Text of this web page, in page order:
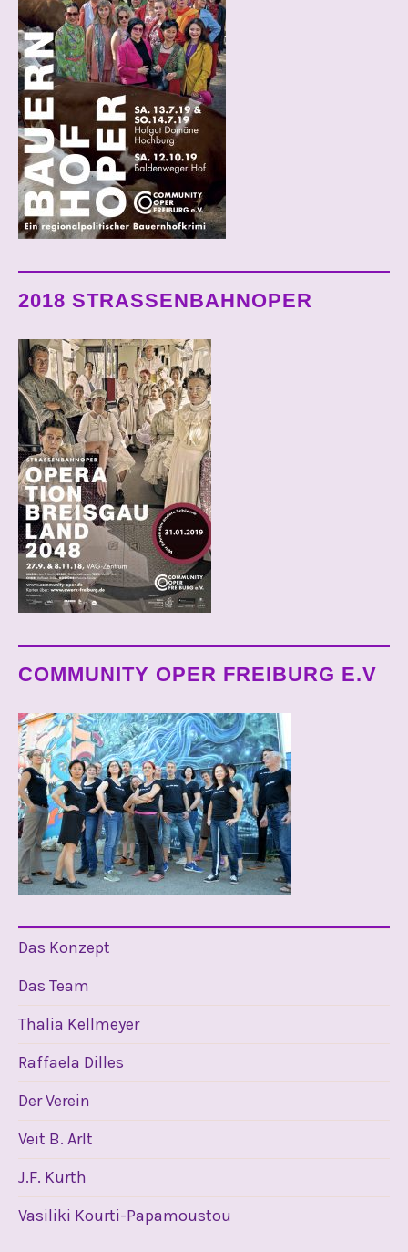
2018 STRASSENBAHNOPER
COMMUNITY OPER FREIBURG E.V
Das Konzept
Das Team
Thalia Kellmeyer
Raffaela Dilles
Der Verein
Veit B. Arlt
J.F. Kurth
Vasiliki Kourti-Papamoustou